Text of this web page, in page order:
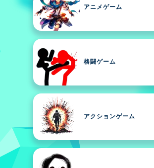
アニメゲーム
格闘ゲーム
アクションゲーム